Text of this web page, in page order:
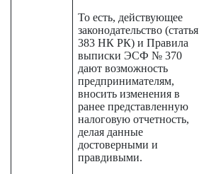
То есть, действующее
законодательство (статья
383 НК РК) и Правила
выписки ЭСФ № 370
дают возможность
предпринимателям,
вносить изменения в
ранее представленную
налоговую отчетность,
делая данные
достоверными и
правдивыми.